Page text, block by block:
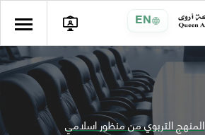
EN
المنهج التربوي من منظور اسلامي